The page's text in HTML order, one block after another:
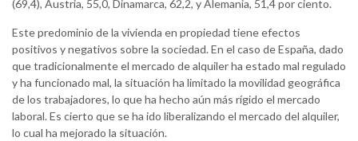
(69,4), Austria, 55,0, Dinamarca, 62,2, y Alemania, 51,4 por ciento.
Este predominio de la vivienda en propiedad tiene efectos
positivos y negativos sobre la sociedad. En el caso de España, dado
que tradicionalmente el mercado de alquiler ha estado mal regulado
y ha funcionado mal, la situación ha limitado la movilidad geográfica
de los trabajadores, lo que ha hecho aún más rígido el mercado
laboral. Es cierto que se ha ido liberalizando el mercado del alquiler,
lo cual ha mejorado la situación.